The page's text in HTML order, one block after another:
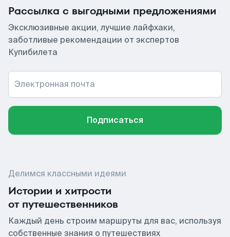
Рассылка с выгодными предложениями
Эксклюзивные акции, лучшие лайфхаки,
заботливые рекомендации от экспертов
Купибилета
Электронная почта
Подписаться
Делимся классными идеями
Истории и хитрости
от путешественников
Каждый день строим маршруты для вас, используя
собственные знания о путешествиях